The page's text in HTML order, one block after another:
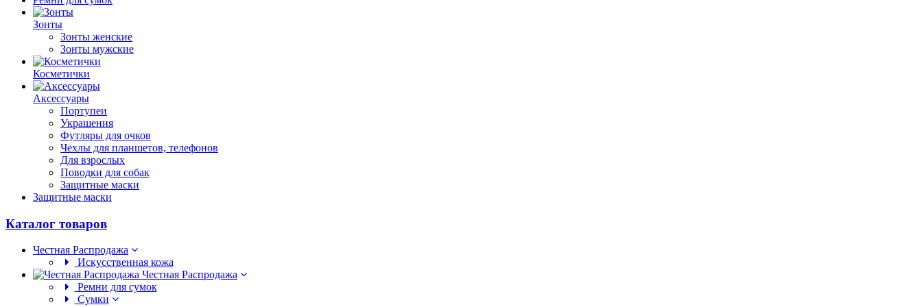
Зонты
Зонты женские
Зонты мужские
Косметички
Аксессуары
Портупеи
Украшения
Футляры для очков
Чехлы для планшетов, телефонов
Для взрослых
Поводки для собак
Защитные маски
Защитные маски
Каталог товаров
Честная Распродажа
Искусственная кожа
Честная Распродажа
Ремни для сумок
Сумки